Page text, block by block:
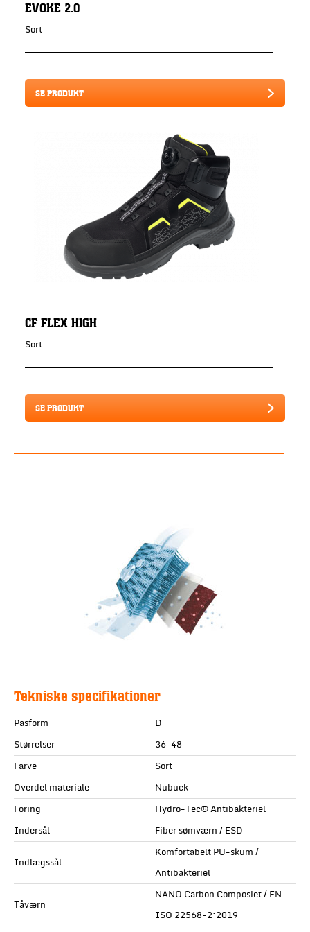
EVOKE 2.0
Sort
SE PRODUKT
CF FLEX HIGH
Sort
SE PRODUKT
Tekniske specifikationer
Pasform
D
Størrelser
36-48
Farve
Sort
Overdel materiale
Nubuck
Foring
Hydro-Tec® Antibakteriel
Indersål
Fiber sømværn / ESD
Indlægssål
Komfortabelt PU-skum /
Antibakteriel
Tåværn
NANO Carbon Composiet / EN
ISO 22568-2:2019